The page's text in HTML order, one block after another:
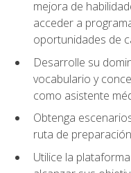
mejora de
acceder a
oportunidades de
Desarrolle su
vocabulario y
como asistente
Obtenga
ruta de
Utilice la